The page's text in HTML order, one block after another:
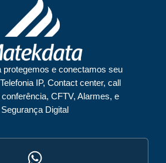
protegemos e conectamos seu
IP, Contact center, call
CFTV, Alarmes, e
Segurança Digital